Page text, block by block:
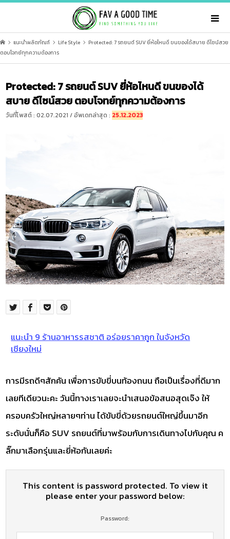
แนะนำผลิตภัณฑ์ Life Style
Protected: 7 รถยนต์ SUV ยี่ห้อไหนดี ขนของได้สบาย ดีไซน์สวย
ตอบโจทย์ทุกความต้องการ
Protected: 7 รถยนต์ SUV ยี่ห้อไหนดี ขนของได้
สบาย ดีไซน์สวย ตอบโจทย์ทุกความต้องการ
วันที่โพสต์ : 02.07.2021 / อัพเดทล่าสุด : 25.12.2023
แนะนำ 9 ร้านอาหารรสชาติ อร่อยราคาถูก ในจังหวัด
เชียงใหม่
การมีรถดีๆสักคัน เพื่อการขับขี่บนท้องถนน ถือเป็นเรื่องที่ดีมาก
เลยทีเดียวนะคะ วันนี้ทางเราเลยจะนำเสนอข้อสนอสุดเจ๊ง ให้
ครอบครัวใหญ่หลายๆท่าน ได้ขับขี่ด้วยรถยนต์ใหญ่ขึ้นมาอีก
ระดับนั่นก็คือ SUV รถยนต์ที่มาพร้อมกับการเดินทางไปกับคุณ ค
ลิ๊กมาเลือกรุ่นและยี่ห้อกันเลยค่ะ
This content is password protected. To view it
please enter your password below:
Password: